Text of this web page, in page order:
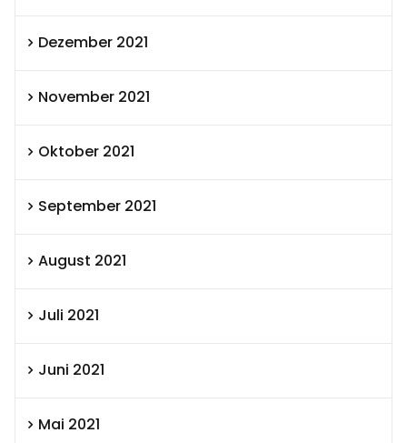
Dezember 2021
November 2021
Oktober 2021
September 2021
August 2021
Juli 2021
Juni 2021
Mai 2021